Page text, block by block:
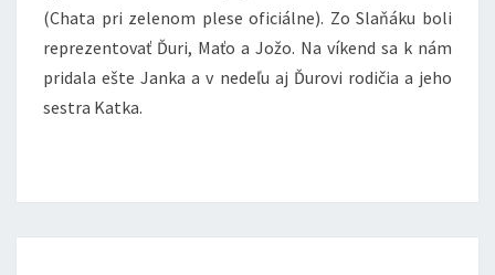
(Chata pri zelenom plese oficiálne). Zo Slaňáku boli
reprezentovať Ďuri, Maťo a Jožo. Na víkend sa k nám
pridala ešte Janka a v nedeľu aj Ďurovi rodičia a jeho
sestra Katka.